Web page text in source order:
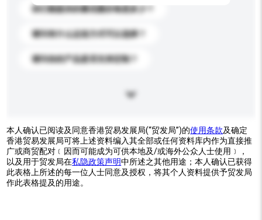
你们能提供的最优惠价格是多少？
请问有什么运送方式可以选择？
请问你的产品是否支持定制？
本人确认已阅读及同意香港贸易发展局(“贸发局”)的使用条款及确定
香港贸易发展局可将上述资料编入其全部或任何资料库内作为直接推
广或商贸配对﹝因而可能成为可供本地及/或海外公众人士使用﹞，
以及用于贸发局在私隐政策声明中所述之其他用途；本人确认已获得
此表格上所述的每一位人士同意及授权，将其个人资料提供予贸发局
作此表格提及的用途。